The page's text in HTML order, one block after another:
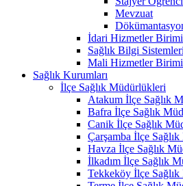
Mevzuat
İdari Hizmetler Birimi
Sağlık Bilgi
Mali Hizmetler Birimi
Sağlık Kurumları
İlçe Sağlık Müdürlükleri
Atakum İlçe Sağlık
Bafra İlçe Sağlık
Canik İlçe Sağlık
Çarşamba İlçe
Havza İlçe Sağlık
İlkadım İlçe Sağlık
Tekkeköy İlçe